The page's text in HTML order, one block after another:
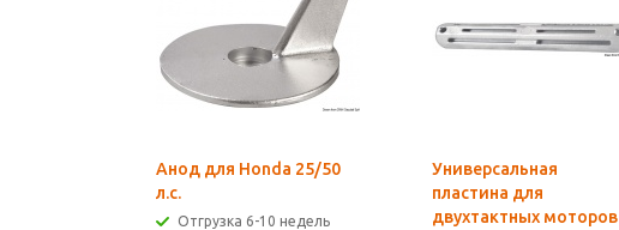
Анод для Honda 25/50
л.с.
Отгрузка 6-10 недель
Универсальная
пластина для
двухтактных моторов